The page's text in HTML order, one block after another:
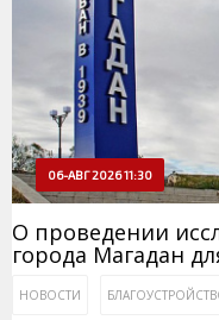
06-АВГ 2026 11:30
О проведении
города Магадан
НОВОСТИ